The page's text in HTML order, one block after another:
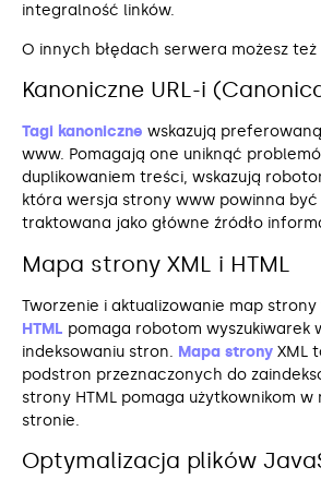
integralność linków.
O innych błędach serwera możesz
Kanoniczne URL-i
Tagi kanoniczne wskazują
www. Pomagają one uniknąć
duplikowaniem treści, wskazują
która wersja strony www powinna być
traktowana jako główne źródło
Mapa strony XML i HTML
Tworzenie i aktualizowanie map
HTML pomaga robotom wyszukiwarek
indeksowaniu stron. Mapa strony XML
podstron przeznaczonych do
strony HTML pomaga użytkownikom w
stronie.
Optymalizacja plików